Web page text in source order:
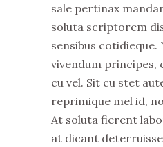
sale pertinax
soluta scriptorem
sensibus
vivendum principes,
cu vel. Sit cu stet
reprimique mel id,
At soluta fierent
at dicant